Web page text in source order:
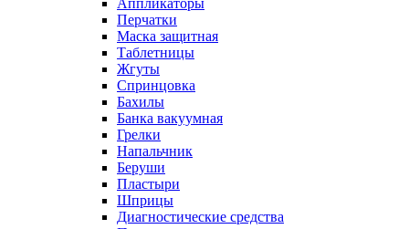
Аппликаторы
Перчатки
Маска защитная
Таблетницы
Жгуты
Спринцовка
Бахилы
Банка вакуумная
Грелки
Напальчник
Беруши
Пластыри
Шприцы
Диагностические средства